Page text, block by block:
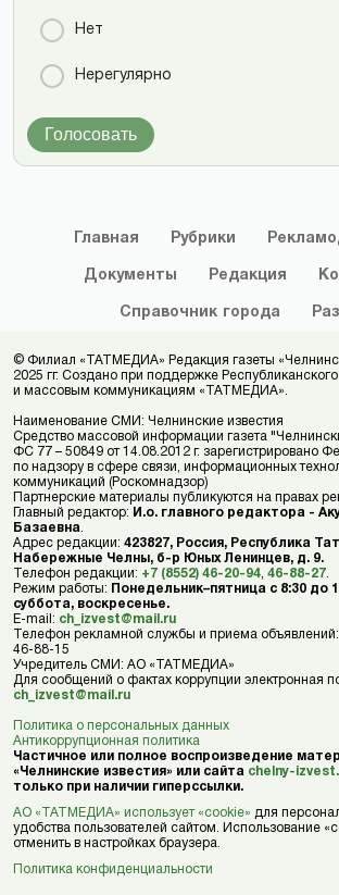
Нет
Нерегулярно
Голосовать
Главная Рубрики
Документы Редакция
Справочник города
© Филиал «ТАТМЕДИА» Редакция газеты
2025 гг. Создано при поддержке Республиканского
и массовым коммуникациям «ТАТМЕДИА».
Наименование СМИ: Челнинские известия
Средство массовой информации газета
ФС 77 – 50849 от 14.08.2012 г. зарегистрировано
по надзору в сфере связи, информационных
коммуникаций (Роскомнадзор)
Партнерские материалы публикуются на правах
Главный редактор: И.о. главного редактора -
Базаевна
Адрес редакции: 423827, Россия, Республика
Набережные Челны, б-р Юных Ленинцев, д. 9.
Телефон редакции: +7 (8552) 46-20-94 46-88-27
Режим работы: Понедельник–пятница с 8:30 до
суббота, воскресенье.
E-mail: ch_izvest@mail.ru
Телефон рекламной службы и приема
46-88-15
Учредитель СМИ: АО «ТАТМЕДИА»
Для сообщений о фактах коррупции электронная
ch_izvest@mail.ru
Политика о персональных данных
Антикоррупционная политика
Частичное или полное воспроизведение
«Челнинские известия» или сайта chelny-
только при наличии гиперссылки.
АО «ТАТМЕДИА» использует «cookie» для
удобства пользователей сайтом. Использование
отменить в настройках браузера.
Политика конфиденциальности